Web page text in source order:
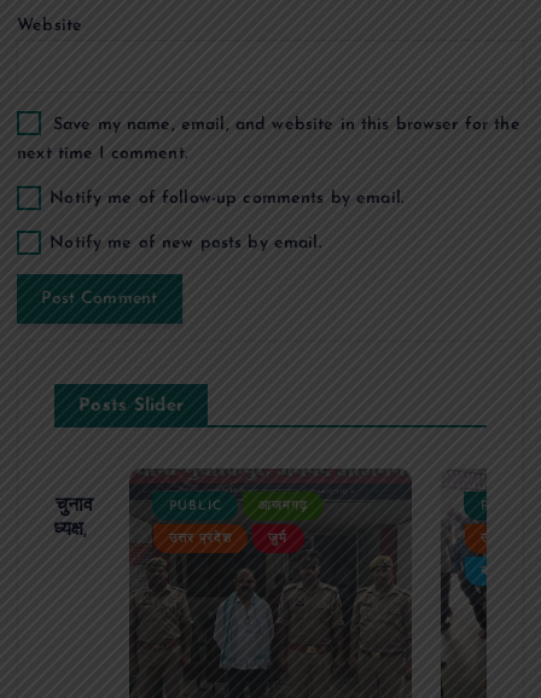
Website
Save my name, email, and website in this browser for the
next time I comment.
Notify me of follow-up comments by email.
Notify me of new posts by email.
Posts Slider
का चुनाव
बने अध्यक्ष,
PUBLIC आजमगढ़
उत्तर प्रदेश जुर्म
PUBLIC
उत्तर
बड़ी खबर